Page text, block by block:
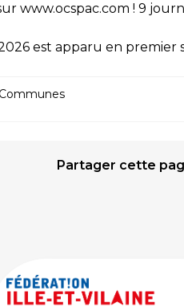
www.ocspac.com ! 9
est apparu en premier
Partager cette